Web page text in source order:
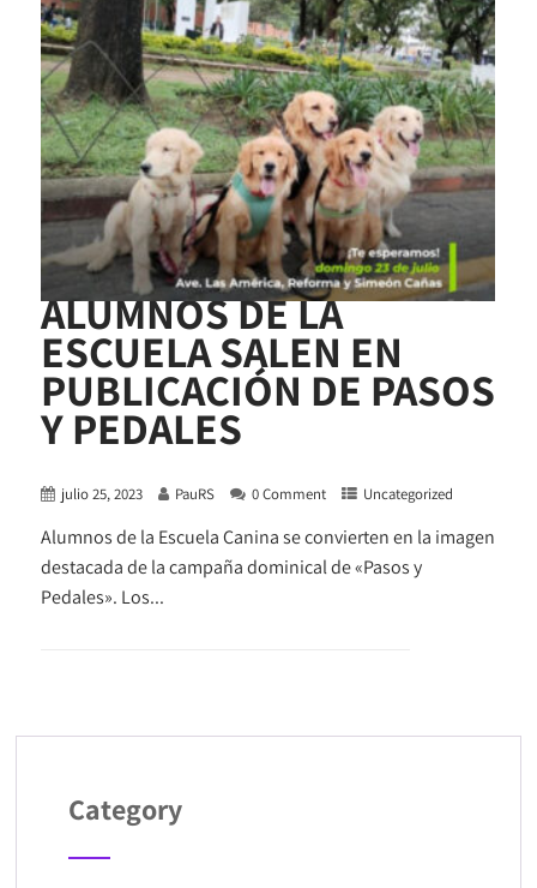
ALUMNOS DE LA
ESCUELA SALEN EN
PUBLICACIÓN DE PASOS
Y PEDALES
julio 25, 2023 PauRS 0 Comment Uncategorized
Alumnos de la Escuela Canina se convierten en la imagen
destacada de la campaña dominical de «Pasos y
Pedales». Los...
Category